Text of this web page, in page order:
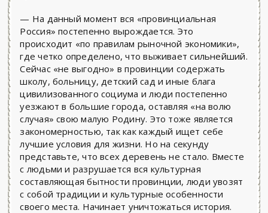
— На данный момент вся «провинциальная
Россия» постепенно вырождается. Это
происходит «по правилам рыночной экономики»,
где четко определено, что выживает сильнейший.
Сейчас «не выгодно» в провинции содержать
школу, больницу, детский сад и иные блага
цивилизованного социума и люди постепенно
уезжают в большие города, оставляя «на волю
случая» свою малую Родину. Это тоже является
закономерностью, так как каждый ищет себе
лучшие условия для жизни. Но на секунду
представьте, что всех деревень не стало. Вместе
с людьми и разрушается вся культурная
составляющая бытности провинции, люди увозят
с собой традиции и культурные особенности
своего места. Начинает уничтожаться история.